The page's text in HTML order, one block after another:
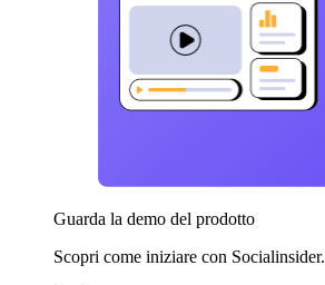
Guarda la demo del prodotto
Scopri come iniziare con Socialinsider.